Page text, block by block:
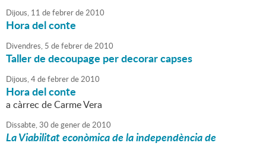
Dijous, 11 defebrerde2010
Hora del conte
Divendres, 5 defebrerde2010
Taller de decoupage per decorar capses
Dijous,4defebrerde2010
Hora del conte
a càrrec de Carme Vera
Dissabte,30 degenerde2010
La Viabilitat econòmica de la independència de